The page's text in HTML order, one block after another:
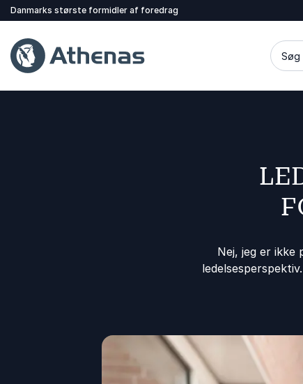
Danmarks største formidler af foredrag
Søg
Nej, jeg er